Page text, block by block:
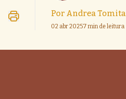
Por Andrea Tomita
02 abr 20257 min de leitura